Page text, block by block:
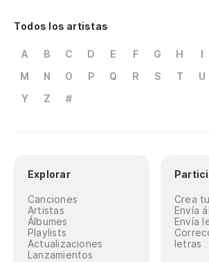
Todos los artistas
A B C D E F G H I
M
N O P Q R S T U
Y
Z #
Explorar
Canciones
Artistas
Álbumes
Playlists
Actualizaciones
Lanzamientos
Crea
Envía
Envía
letras